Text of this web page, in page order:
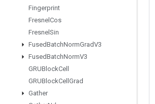
Fingerprint
Fresnel Cos
Fresnel Sin
FusedBatchNormGradV3
FusedBatchNormV3
GRUBlockCell
GRUBlockCell Grad
Gather